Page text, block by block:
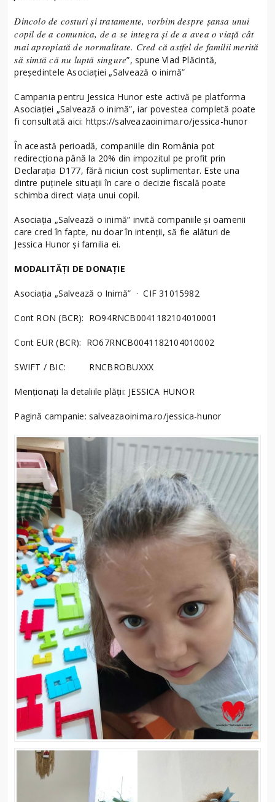
Dincolo de costuri și tratamente, vorbim despre șansa unui
copil de a comunica, de a se integra și de a avea o viață cât
mai apropiată de normalitate. Cred că astfel de familii merită
să simtă că nu luptă singure”, spune Vlad Plăcintă,
președintele Asociației „Salvează o inimă”
Campania pentru Jessica Hunor este activă pe platforma
Asociației „Salvează o inimă”, iar povestea completă poate
fi consultată aici: https://salveazaoinima.ro/jessica-hunor
În această perioadă, companiile din România pot
redirecționa până la 20% din impozitul pe profit prin
Declarația D177, fără niciun cost suplimentar. Este una
dintre puținele situații în care o decizie fiscală poate
schimba direct viața unui copil.
Asociația „Salvează o inimă” invită companiile și oamenii
care cred în fapte, nu doar în intenții, să fie alături de
Jessica Hunor și familia ei.
MODALITĂȚI DE DONAȚIE
Asociația „Salvează o Inimă” · CIF 31015982
Cont RON (BCR): RO94RNCB0041182104010001
Cont EUR (BCR): RO67RNCB0041182104010002
SWIFT / BIC: RNCBROBUXXX
Menționați la detaliile plății: JESSICA HUNOR
Pagină campanie: salveazaoinima.ro/jessica-hunor